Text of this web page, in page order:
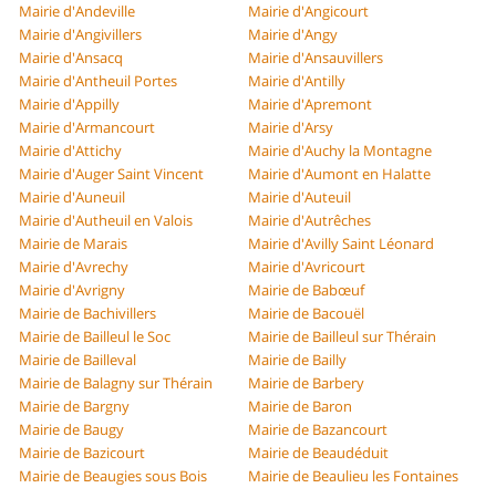
Mairie d'Andeville
Mairie d'Angicourt
Mairie d'Angivillers
Mairie d'Angy
Mairie d'Ansacq
Mairie d'Ansauvillers
Mairie d'Antheuil Portes
Mairie d'Antilly
Mairie d'Appilly
Mairie d'Apremont
Mairie d'Armancourt
Mairie d'Arsy
Mairie d'Attichy
Mairie d'Auchy la Montagne
Mairie d'Auger Saint Vincent
Mairie d'Aumont en Halatte
Mairie d'Auneuil
Mairie d'Auteuil
Mairie d'Autheuil en Valois
Mairie d'Autrêches
Mairie de Marais
Mairie d'Avilly Saint Léonard
Mairie d'Avrechy
Mairie d'Avricourt
Mairie d'Avrigny
Mairie de Babœuf
Mairie de Bachivillers
Mairie de Bacouël
Mairie de Bailleul le Soc
Mairie de Bailleul sur Thérain
Mairie de Bailleval
Mairie de Bailly
Mairie de Balagny sur Thérain
Mairie de Barbery
Mairie de Bargny
Mairie de Baron
Mairie de Baugy
Mairie de Bazancourt
Mairie de Bazicourt
Mairie de Beaudéduit
Mairie de Beaugies sous Bois
Mairie de Beaulieu les Fontaines